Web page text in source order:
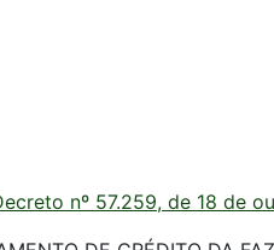
nº 57.259, de 18 de